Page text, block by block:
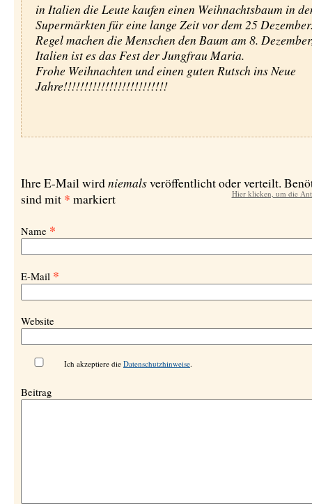
in Italien die Leute kaufen einen Weihnachtsbaum in
Supermärkten für eine lange Zeit vor dem 25
Regel machen die Menschen den Baum am 8.
Italien ist es das Fest der Jungfrau Maria.
Frohe Weihnachten und einen guten Rutsch ins Neue
Jahre!!!!!!!!!!!!!!!!!!!!!!!!!
Hier klicken, um die
Ihre E-Mail wirdniemalsveröffentlicht oder verteilt.
sind mit * markiert
Name *
E-Mail *
Website
Ich akzeptiere die Datenschutzhinweise.
Beitrag